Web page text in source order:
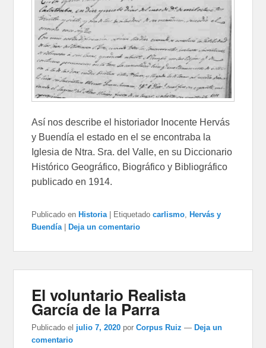
Así nos describe el historiador Inocente Hervás
y Buendía el estado en el se encontraba la
Iglesia de Ntra. Sra. del Valle, en su Diccionario
Histórico Geográfico, Biográfico y Bibliográfico
publicado en 1914.
Publicado en Historia Etiquetado carlismo
Hervás y
Buendía
Deja un comentario
El voluntario Realista
García de la Parra
Publicado el julio 7, 2020 porCorpus Ruiz —Deja un
comentario